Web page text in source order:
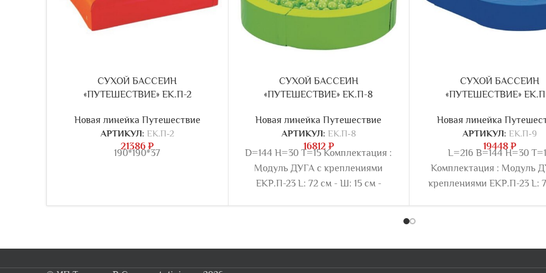
СУХОЙ БАССЕИН
«ПУТЕШЕСТВИЕ» ЕК.П-2
Новая линейка Путешествие
АРТИКУЛ: ЕК.П-2
21386₽
190*190*37
СУХОЙ БАССЕИН
«ПУТЕШЕСТВИЕ» ЕК.П-8
Новая линейка Путешествие
АРТИКУЛ: ЕК.П-8
16812 ₽
D=144 H=30 T=15 Комплектация :
Модуль ДУГА с креплениями
ЕКР.П-23 L: 72 см - Ш: 15 см -
СУХОЙ БАССЕИН
«ПУТЕШЕСТВИЕ»
Новая линейка
АРТИКУЛ: ЕК.П-9
19448₽
L=216 B=144 H=30
Комплектация : Модуль
креплениями ЕКР.П-23 L: